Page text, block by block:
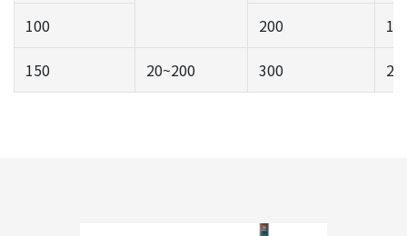
100 200
150 20~200 300